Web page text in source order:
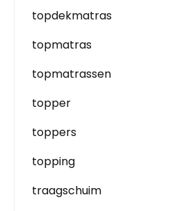
topdekmatras
topmatras
topmatrassen
topper
toppers
topping
traagschuim